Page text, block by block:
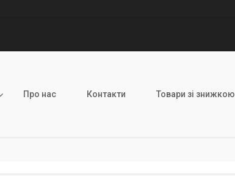
Про нас Контакти Товари зі знижкою